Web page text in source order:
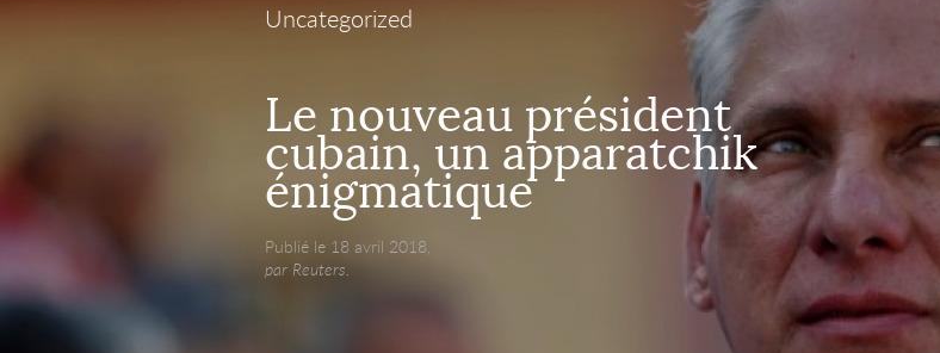
Uncategorized
Le nouveau président
cubain, un apparatchik
énigmatique
Publié le 18 avril 2018,
par Reuters.